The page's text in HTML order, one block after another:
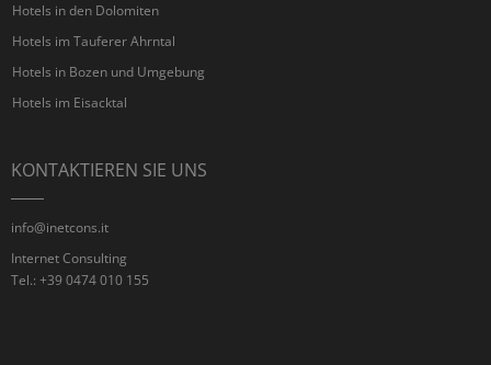
Hotels in den Dolomiten
Hotels im Tauferer Ahrntal
Hotels in Bozen und Umgebung
Hotels im Eisacktal
KONTAKTIEREN SIE UNS
info@inetcons.it
Internet Consulting
Tel.: +39 0474 010 155